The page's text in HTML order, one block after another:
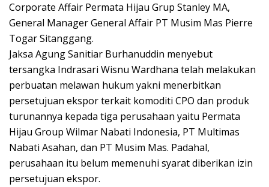
Corporate Affair Permata Hijau Grup Stanley MA,
General Manager General Affair PT Musim Mas Pierre
Togar Sitanggang.
Jaksa Agung Sanitiar Burhanuddin menyebut
tersangka Indrasari Wisnu Wardhana telah melakukan
perbuatan melawan hukum yakni menerbitkan
persetujuan ekspor terkait komoditi CPO dan produk
turunannya kepada tiga perusahaan yaitu Permata
Hijau Group Wilmar Nabati Indonesia, PT Multimas
Nabati Asahan, dan PT Musim Mas. Padahal,
perusahaan itu belum memenuhi syarat diberikan izin
persetujuan ekspor.